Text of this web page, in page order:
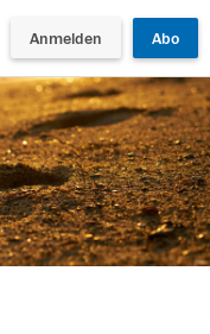
Anmelden Abo